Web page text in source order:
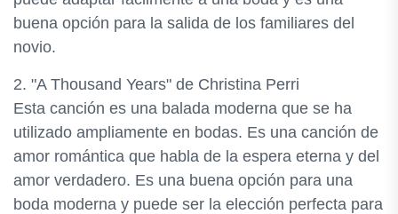
buena opción para la salida de los familiares del
novio.
2. "A Thousand Years" de Christina Perri
Esta canción es una balada moderna que se ha
utilizado ampliamente en bodas. Es una canción de
amor romántica que habla de la espera eterna y del
amor verdadero. Es una buena opción para una
boda moderna y puede ser la elección perfecta para